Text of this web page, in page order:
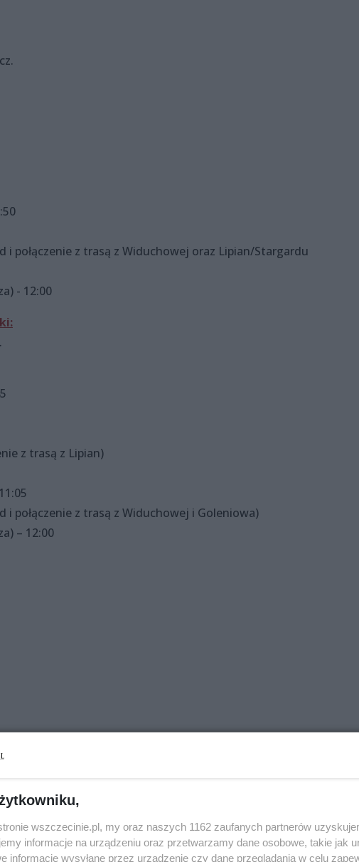
i połączenie z trasą z Widuchowej oraz Lipian/Stargardu
- 12:00
z trasą z Lipian)
i połączenie z trasą z Widuchowej i Goleniowa)
– 12:00
i połączenie z trasą z Goleniowa i Stargardu Szczecińskiego)
– 12:00
wszczecinie.pl, my oraz naszych 1162 zaufanych partnerów
informacje na urządzeniu oraz przetwarzamy dane osobowe, takie jak
informacje wysyłane przez urządzenie czy dane przeglądania w celu